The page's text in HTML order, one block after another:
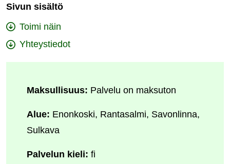
Sivun sisältö
Toimi näin
Yhteystiedot
Maksullisuus: Palvelu on maksuton
Alue: Enonkoski, Rantasalmi, Savonlinna,
Sulkava
Palvelun kieli: fi